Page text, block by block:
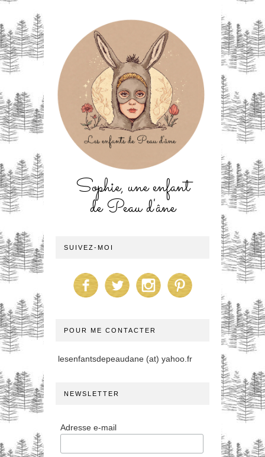
Sophie, une enfant
de Peau d'âne
SUIVEZ-MOI
POUR ME CONTACTER
lesenfantsdepeaudane (at) yahoo.fr
NEWSLETTER
Adresse e-mail